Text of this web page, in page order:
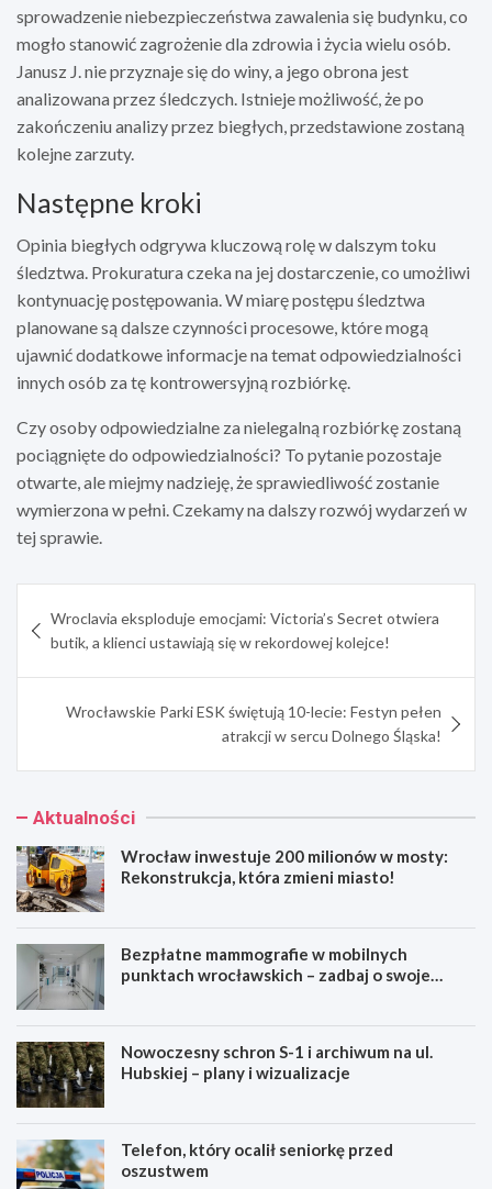
sprowadzenie niebezpieczeństwa zawalenia się budynku, co
mogło stanowić zagrożenie dla zdrowia i życia wielu osób.
Janusz J. nie przyznaje się do winy, a jego obrona jest
analizowana przez śledczych. Istnieje możliwość, że po
zakończeniu analizy przez biegłych, przedstawione zostaną
kolejne zarzuty.
Następne kroki
Opinia biegłych odgrywa kluczową rolę w dalszym toku
śledztwa. Prokuratura czeka na jej dostarczenie, co umożliwi
kontynuację postępowania. W miarę postępu śledztwa
planowane są dalsze czynności procesowe, które mogą
ujawnić dodatkowe informacje na temat odpowiedzialności
innych osób za tę kontrowersyjną rozbiórkę.
Czy osoby odpowiedzialne za nielegalną rozbiórkę zostaną
pociągnięte do odpowiedzialności? To pytanie pozostaje
otwarte, ale miejmy nadzieję, że sprawiedliwość zostanie
wymierzona w pełni. Czekamy na dalszy rozwój wydarzeń w
tej sprawie.
wpisu
Wroclavia eksploduje emocjami: Victoria’s Secret otwiera
butik, a klienci ustawiają się w rekordowej kolejce!
Wrocławskie Parki ESK świętują 10-lecie: Festyn pełen
atrakcji w sercu Dolnego Śląska!
Aktualności
Wrocław inwestuje 200 milionów w mosty:
Rekonstrukcja, która zmieni miasto!
Bezpłatne mammografie w mobilnych
punktach wrocławskich – zadbaj o swoje
Nowoczesny schron S-1 i archiwum na ul.
Hubskiej – plany i wizualizacje
Telefon, który ocalił seniorkę przed
oszustwem